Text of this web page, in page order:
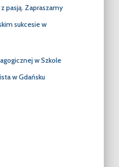
pasją. Zapraszamy
sukcesie w
w Szkole
w Gdańsku